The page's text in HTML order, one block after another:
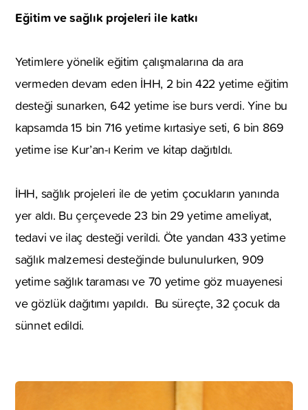
Eğitim ve sağlık projeleri ile katkı
Yetimlere yönelik eğitim çalışmalarına da ara
vermeden devam eden İHH, 2 bin 422 yetime eğitim
desteği sunarken, 642 yetime ise burs verdi. Yine bu
kapsamda 15 bin 716 yetime kırtasiye seti, 6 bin 869
yetime ise Kur’an-ı Kerim ve kitap dağıtıldı.
İHH, sağlık projeleri ile de yetim çocukların yanında
yer aldı. Bu çerçevede 23 bin 29 yetime ameliyat,
tedavi ve ilaç desteği verildi. Öte yandan 433 yetime
sağlık malzemesi desteğinde bulunulurken, 909
yetime sağlık taraması ve 70 yetime göz muayenesi
ve gözlük dağıtımı yapıldı. Bu süreçte, 32 çocuk da
sünnet edildi.